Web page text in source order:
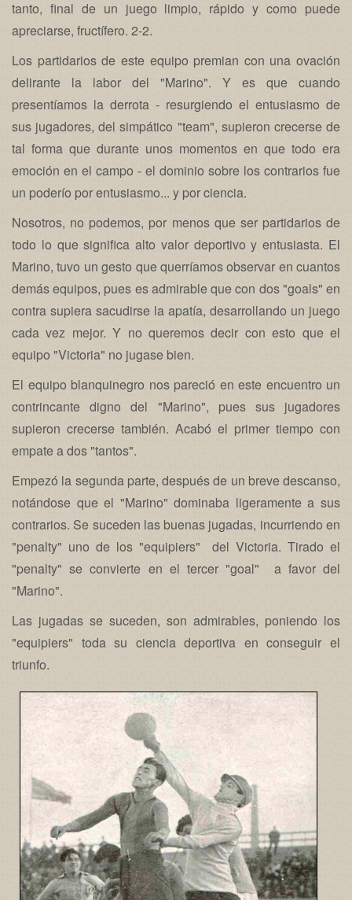
tanto, final de un juego limpio, rápido y como puede
apreciarse, fructífero. 2-2.
Los partidarios de este equipo premian con una ovación
delirante la labor del "Marino". Y es que cuando
presentíamos la derrota - resurgiendo el entusiasmo de
sus jugadores, del simpático "team", supieron crecerse de
tal forma que durante unos momentos en que todo era
emoción en el campo - el dominio sobre los contrarios fue
un poderío por entusiasmo... y por ciencia.
Nosotros, no podemos, por menos que ser partidarios de
todo lo que significa alto valor deportivo y entusiasta. El
Marino, tuvo un gesto que querríamos observar en cuantos
demás equipos, pues es admirable que con dos "goals" en
contra supiera sacudirse la apatía, desarrollando un juego
cada vez mejor. Y no queremos decir con esto que el
equipo "Victoria" no jugase bien.
El equipo blanquinegro nos pareció en este encuentro un
contrincante digno del "Marino", pues sus jugadores
supieron crecerse también. Acabó el primer tiempo con
empate a dos "tantos".
Empezó la segunda parte, después de un breve descanso,
notándose que el "Marino" dominaba ligeramente a sus
contrarios. Se suceden las buenas jugadas, incurriendo en
"penalty" uno de los "equipiers" del Victoria. Tirado el
"penalty" se convierte en el tercer "goal" a favor del
"Marino".
Las jugadas se suceden, son admirables, poniendo los
"equipiers" toda su ciencia deportiva en conseguir el
triunfo.